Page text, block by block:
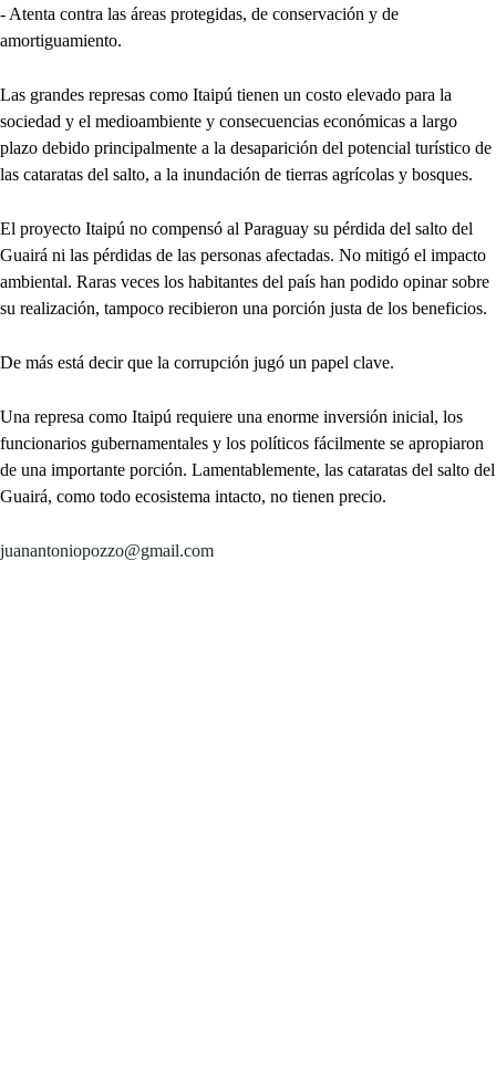
- Atenta contra las áreas protegidas, de conservación y de
amortiguamiento.
Las grandes represas como Itaipú tienen un costo elevado para la
sociedad y el medioambiente y consecuencias económicas a largo
plazo debido principalmente a la desaparición del potencial turístico de
las cataratas del salto, a la inundación de tierras agrícolas y bosques.
El proyecto Itaipú no compensó al Paraguay su pérdida del salto del
Guairá ni las pérdidas de las personas afectadas. No mitigó el impacto
ambiental. Raras veces los habitantes del país han podido opinar sobre
su realización, tampoco recibieron una porción justa de los beneficios.
De más está decir que la corrupción jugó un papel clave.
Una represa como Itaipú requiere una enorme inversión inicial, los
funcionarios gubernamentales y los políticos fácilmente se apropiaron
de una importante porción. Lamentablemente, las cataratas del salto del
Guairá, como todo ecosistema intacto, no tienen precio.
juanantoniopozzo@gmail.com